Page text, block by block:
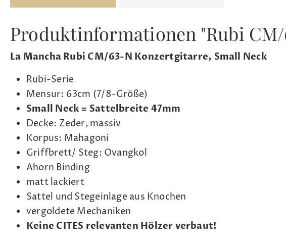
Produktinformationen "Rubi CM/
La Mancha Rubi CM/63-N Konzertgitarre, Small Neck
Rubi-Serie
Mensur: 63cm (7/8-Größe)
Small Neck = Sattelbreite 47mm
Decke: Zeder, massiv
Korpus: Mahagoni
Griffbrett/ Steg: Ovangkol
Ahorn Binding
matt lackiert
Sattel und Stegeinlage aus Knochen
vergoldete Mechaniken
Keine CITES relevanten Hölzer verbaut!